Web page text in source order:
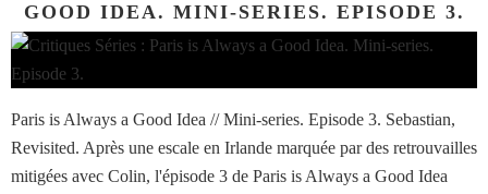
GOOD IDEA. MINI-SERIES. EPISODE 3.
Paris is Always a Good Idea // Mini-series. Episode 3. Sebastian,
Revisited. Après une escale en Irlande marquée par des retrouvailles
mitigées avec Colin, l'épisode 3 de Paris is Always a Good Idea